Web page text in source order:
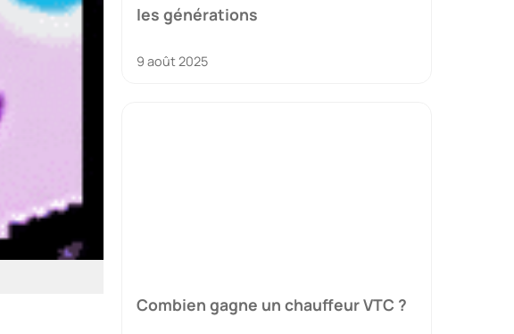
les générations
9 août 2025
Combien gagne un chauffeur VTC ?